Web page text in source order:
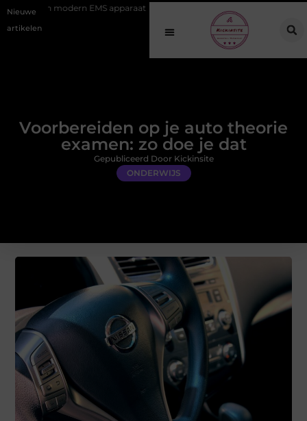
Nieuwe
artikelen
EMS apparaat Hoe online vindbaarheid verandert in 2026
Voorbereiden op je auto theorie
examen: zo doe je dat
ONDERWIJS
Gepubliceerd Door Kickinsite